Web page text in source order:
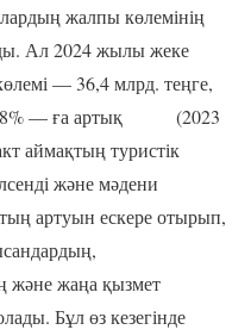
жалпы көлемінің
Ал 2024 жылы жеке
— 36,4 млрд. теңге,
— ға артық
(2023
аймақтың туристік
және мәдени
артуын ескере отырып,
және жаңа қызмет
Бұл өз кезегінде